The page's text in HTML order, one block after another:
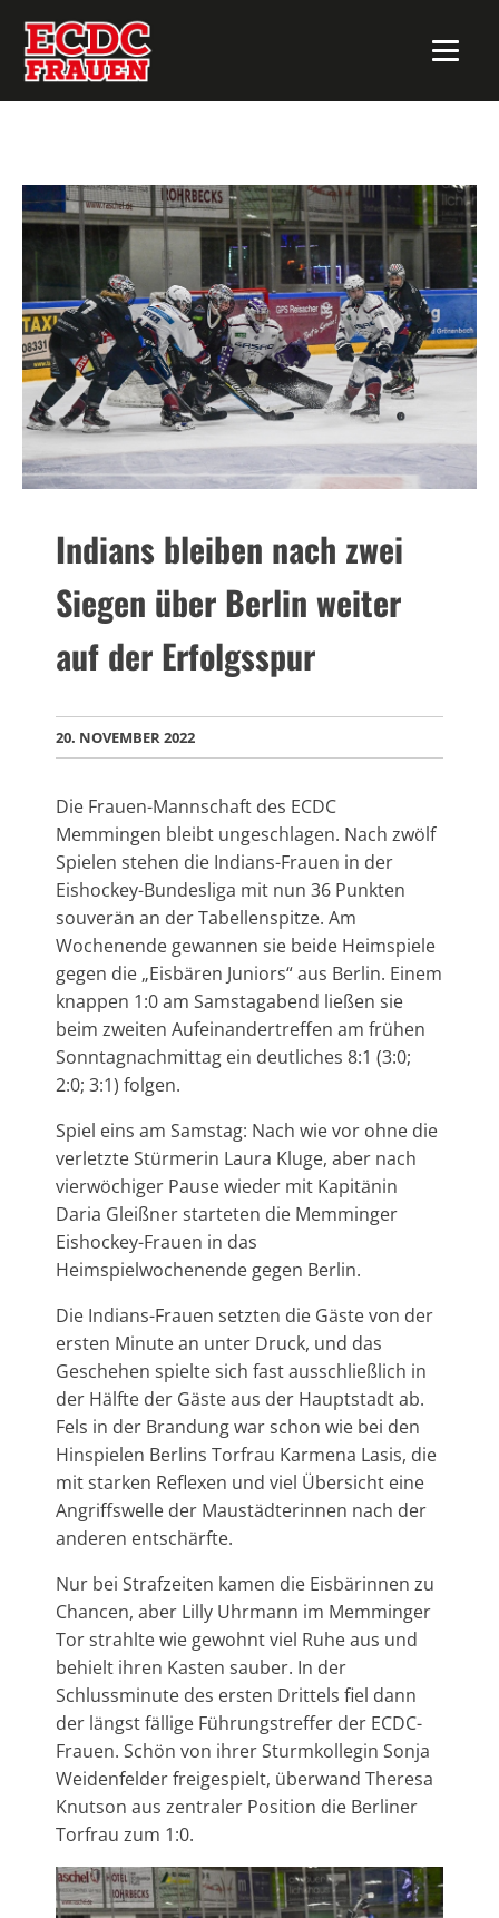
Indians bleiben nach zwei
Siegen über Berlin weiter
auf der Erfolgsspur
20. NOVEMBER 2022
Die Frauen-Mannschaft des ECDC
Memmingen bleibt ungeschlagen. Nach zwölf
Spielen stehen die Indians-Frauen in der
Eishockey-Bundesliga mit nun 36 Punkten
souverän an der Tabellenspitze. Am
Wochenende gewannen sie beide Heimspiele
gegen die „Eisbären Juniors“ aus Berlin. Einem
knappen 1:0 am Samstagabend ließen sie
beim zweiten Aufeinandertreffen am frühen
Sonntagnachmittag ein deutliches 8:1 (3:0;
2:0; 3:1) folgen.
Spiel eins am Samstag: Nach wie vor ohne die
verletzte Stürmerin Laura Kluge, aber nach
vierwöchiger Pause wieder mit Kapitänin
Daria Gleißner starteten die Memminger
Eishockey-Frauen in das
Heimspielwochenende gegen Berlin.
Die Indians-Frauen setzten die Gäste von der
ersten Minute an unter Druck, und das
Geschehen spielte sich fast ausschließlich in
der Hälfte der Gäste aus der Hauptstadt ab.
Fels in der Brandung war schon wie bei den
Hinspielen Berlins Torfrau Karmena Lasis, die
mit starken Reflexen und viel Übersicht eine
Angriffswelle der Maustädterinnen nach der
anderen entschärfte.
Nur bei Strafzeiten kamen die Eisbärinnen zu
Chancen, aber Lilly Uhrmann im Memminger
Tor strahlte wie gewohnt viel Ruhe aus und
behielt ihren Kasten sauber. In der
Schlussminute des ersten Drittels fiel dann
der längst fällige Führungstreffer der ECDC-
Frauen. Schön von ihrer Sturmkollegin Sonja
Weidenfelder freigespielt, überwand Theresa
Knutson aus zentraler Position die Berliner
Torfrau zum 1:0.